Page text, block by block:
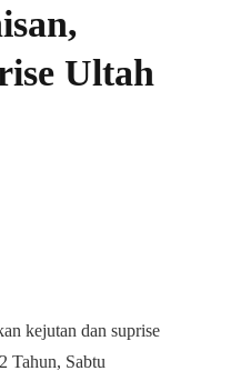
Ultah
kejutan dan suprise
Tahun, Sabtu